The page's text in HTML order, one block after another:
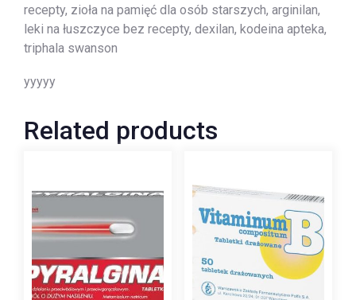
recepty, zioła na pamięć dla osób starszych, arginilan,
leki na łuszczyce bez recepty, dexilan, kodeina apteka,
triphala swanson
yyyyy
Related products